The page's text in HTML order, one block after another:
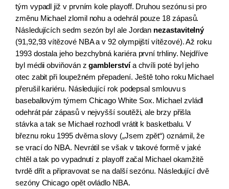
tým vypadl již v prvním kole playoff. Druhou sezónu si pro
změnu Michael zlomil nohu a odehrál pouze 18 zápasů.
Následujících sedm sezón byl ale Jordan nezastavitelný
(91,92,93 vítězové NBA a v 92 olympijští vítězové). Až roku
1993 dostala jeho bezchybná kariéra první trhliny. Nejdříve
byl médii obviňován z gamblerství a chvíli poté byl jeho
otec zabit při loupežném přepadení. Ještě toho roku Michael
přerušil kariéru. Následující rok podepsal smlouvu s
baseballovým týmem Chicago White Sox. Michael zvládl
odehrát pár zápasů v nejvyšší soutěži, ale brzy přišla
stávka a tak se Michael rozhodl vrátit k basketbalu. V
březnu roku 1995 dvěma slovy („Jsem zpět“) oznámil, že
se vrací do NBA. Nevrátil se však v takové formě v jaké
chtěl a tak po vypadnutí z playoff začal Michael okamžitě
tvrdě dřít a připravovat se na další sezónu. Následující dvě
sezóny Chicago opět ovládlo NBA.